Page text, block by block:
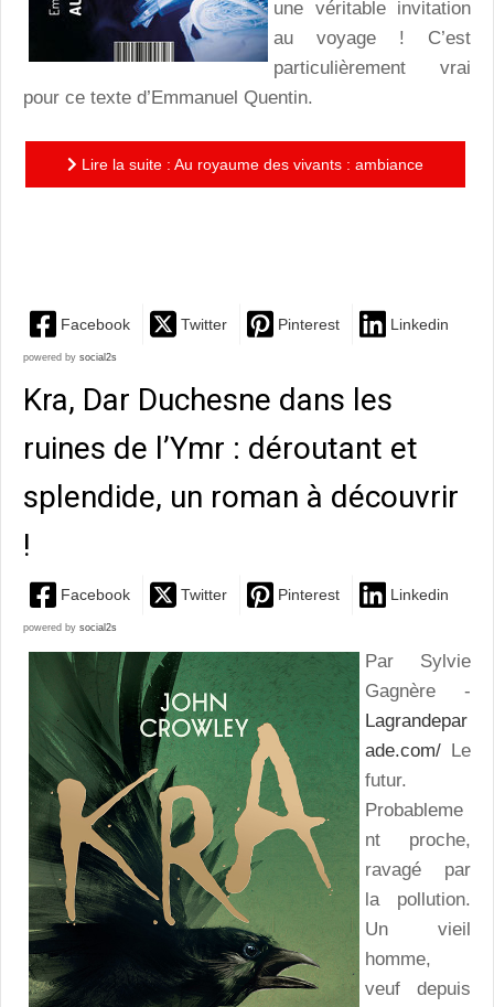
une véritable invitation
au voyage ! C’est
particulièrement vrai
pour ce texte d’Emmanuel Quentin.
Lire la suite : Au royaume des vivants : ambiance
Facebook Twitter Pinterest Linkedin
powered by social2s
Kra, Dar Duchesne dans les
ruines de l’Ymr : déroutant et
splendide, un roman à découvrir
!
Facebook Twitter Pinterest Linkedin
powered by social2s
Par Sylvie
Gagnère -
Lagrandepar
ade.com/ Le
futur.
Probableme
nt proche,
ravagé par
la pollution.
Un vieil
homme,
veuf depuis